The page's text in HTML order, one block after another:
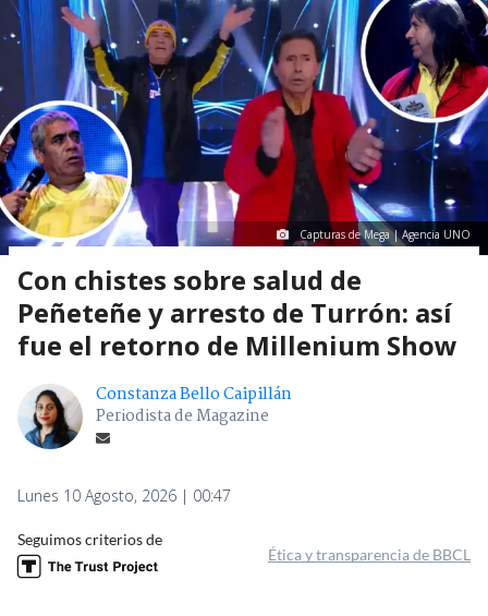
Capturas de Mega | Agencia UNO
Con chistes sobre salud de
Peñeteñe y arresto de Turrón: así
fue el retorno de Millenium Show
Constanza Bello Caipillán
Periodista de Magazine
Lunes 10 Agosto, 2026 | 00:47
Seguimos criterios de
Ética y transparencia de BBCL